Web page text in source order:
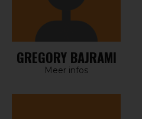
GREGORY BAJRAMI
Meer infos